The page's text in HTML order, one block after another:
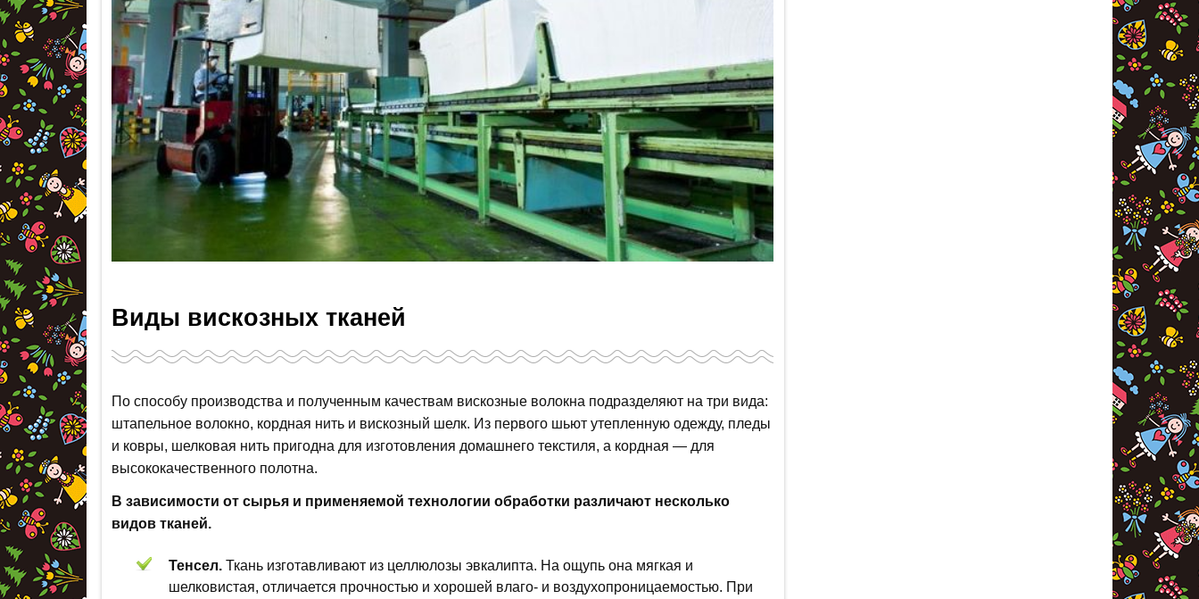
Виды вискозных тканей
По способу производства и полученным качествам вискозные волокна подразделяют на три вида:
штапельное волокно, кордная нить и вискозный шелк. Из первого шьют утепленную одежду, пледы
и ковры, шелковая нить пригодна для изготовления домашнего текстиля, а кордная — для
высококачественного полотна.
В зависимости от сырья и применяемой технологии обработки различают несколько
видов тканей.
Тенсел. Ткань изготавливают из целлюлозы эвкалипта. На ощупь она мягкая и
шелковистая, отличается прочностью и хорошей влаго- и воздухопроницаемостью. При